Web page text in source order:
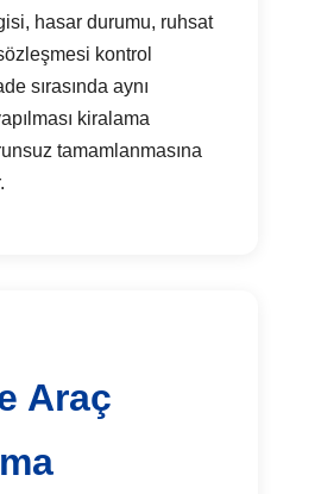
hasar durumu, ruhsat
kontrol
sırasında aynı
kiralama
tamamlanmasına
Araç